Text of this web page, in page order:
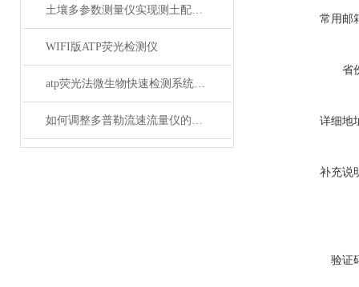
土壤多参数测量仪实现测土配方施肥
WIFI版ATP荧光检测仪
atp荧光法微生物快速检测系统@莱恩德
如何调整多普勒流速流量仪的测量参数？
常用邮
省
详细地
补充说
验证